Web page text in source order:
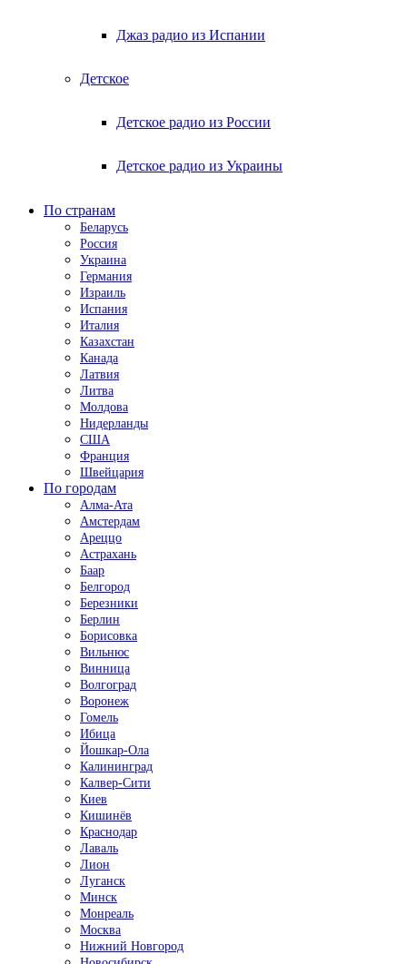
Джаз радио из Испании
Детское
Детское радио из России
Детское радио из Украины
По странам
Беларусь
Россия
Украина
Германия
Израиль
Испания
Италия
Казахстан
Канада
Латвия
Литва
Молдова
Нидерланды
США
Франция
Швейцария
По городам
Алма-Ата
Амстердам
Ареццо
Астрахань
Баар
Белгород
Березники
Берлин
Борисовка
Вильнюс
Винница
Волгоград
Воронеж
Гомель
Ибица
Йошкар-Ола
Калининград
Калвер-Сити
Киев
Кишинёв
Краснодар
Лаваль
Лион
Луганск
Минск
Монреаль
Москва
Нижний Новгород